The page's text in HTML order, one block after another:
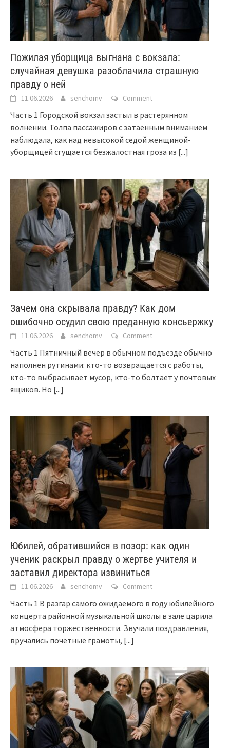
Пожилая уборщица выгнана с вокзала:
случайная девушка разоблачила страшную
правду о ней
11.06.2026 senchomv Comment
Часть 1 Городской вокзал застыл в растерянном
волнении. Толпа пассажиров с затаённым вниманием
наблюдала, как над невысокой седой женщиной-
уборщицей сгущается безжалостная гроза из [...]
Зачем она скрывала правду? Как дом
ошибочно осудил свою преданную консьержку
11.06.2026 senchomv Comment
Часть 1 Пятничный вечер в обычном подъезде обычно
наполнен рутинами: кто-то возвращается с работы,
кто-то выбрасывает мусор, кто-то болтает у почтовых
ящиков. Но [...]
Юбилей, обратившийся в позор: как один
ученик раскрыл правду о жертве учителя и
заставил директора извиниться
11.06.2026 senchomv Comment
Часть 1 В разгар самого ожидаемого в году юбилейного
концерта районной музыкальной школы в зале царила
атмосфера торжественности. Звучали поздравления,
вручались почётные грамоты, [...]